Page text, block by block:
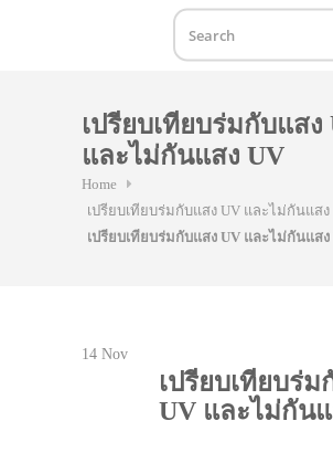
เปรียบเทียบร่มกับแสง
และไม่กันแสง UV
Home
เปรียบเทียบร่มกับแสง UV และไม่กันแสง
เปรียบเทียบร่มกับแสง UV และไม่กันแสง
14 Nov
เปรียบเทียบร่ม
UV และไม่กัน